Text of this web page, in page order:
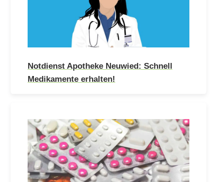
Notdienst Apotheke Neuwied: Schnell
Medikamente erhalten!